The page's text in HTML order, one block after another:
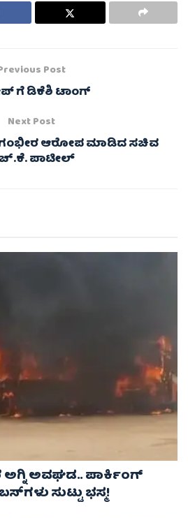
Post
ಗೆ ಡಿಕೆಶಿ ಟಾಂಗ್
Next Post
ಗಂಭೀರ ಆರೋಪ ಮಾಡಿದ ಸಚಿವ
ಪಾಟೀಲ್
ಅವಘಡ.. ಪಾರ್ಕಿಂಗ್
ಸುಟ್ಟು ಭಸ್ಮ!